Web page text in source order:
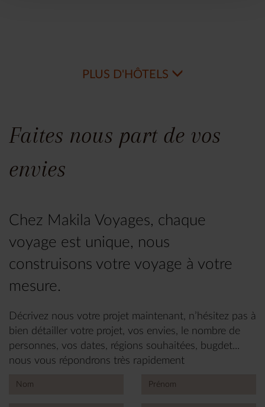
PLUS D'HÔTELS
Faites nous part de vos
envies
Chez Makila Voyages, chaque
voyage est unique, nous
construisons votre voyage à votre
mesure.
Décrivez nous votre projet maintenant, n’hésitez pas à
bien détailler votre projet, vos envies, le nombre de
personnes, vos dates, régions souhaitées, bugdet...
nous vous répondrons très rapidement